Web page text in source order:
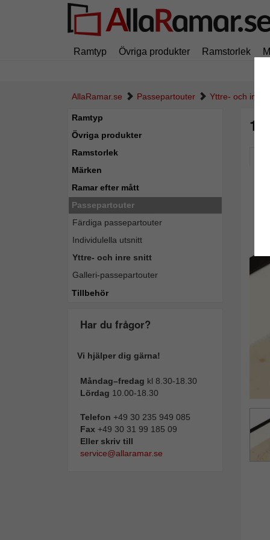
Ramtyp Övriga produkter Ramstorlek
AllaRamar.se Passepartouter Yttre- och inre
Ramtyp
Övriga produkter
Ramstorlek
Märken
Ramar efter mått
Passepartouter
Färdiga passepartouter
Individulella utsnitt
Yttre- och inre snitt
Galleri-passepartouter
Tillbehör
Har du frågor?
Vi hjälper dig gärna!
Måndag–fredag kl 8.30-18.30
Lördag 10.00-18.30
Telefon +49 30 235 949 085
Fax +49 30 31 99 185 09
Eller skriv till
service@allaramar.se